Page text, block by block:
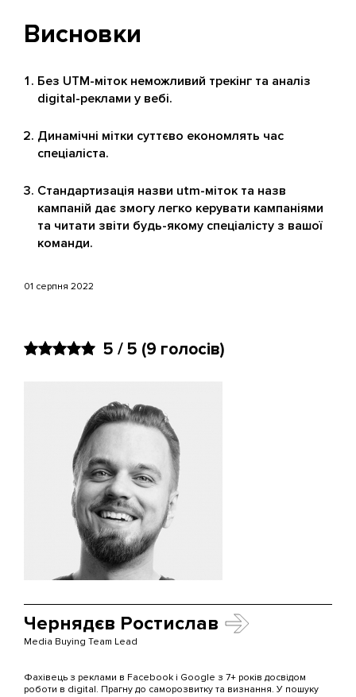
Висновки
Без UTM-міток неможливий трекінг та аналіз
digital-реклами у вебі.
Динамічні мітки суттєво економлять час
спеціаліста.
Стандартизація назви utm-міток та назв
кампаній дає змогу легко керувати кампаніями
та читати звіти будь-якому спеціалісту з вашої
команди.
01 серпня 2022
5 / 5 (9 голосів)
Чернядєв Ростислав
Media Buying Team Lead
Фахівець з реклами в Facebook і Google з 7+ років досвідом
роботи в digital. Прагну до саморозвитку та визнання. У пошуку